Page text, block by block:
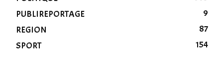
PUBLIREPORTAGE
9
REGION
87
SPORT
154